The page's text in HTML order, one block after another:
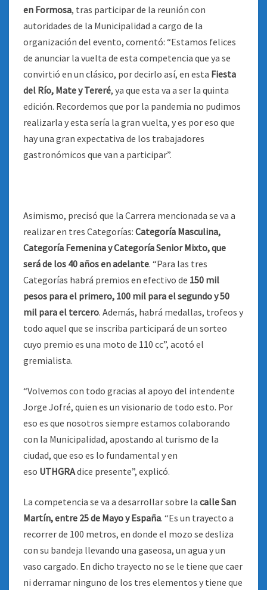
en Formosa, tras participar de la reunión con
autoridades de la Municipalidad a cargo de la
organización del evento, comentó: “Estamos felices
de anunciar la vuelta de esta competencia que ya se
convirtió en un clásico, por decirlo así, en esta Fiesta
del Río, Mate y Tereré, ya que esta va a ser la quinta
edición. Recordemos que por la pandemia no pudimos
realizarla y esta sería la gran vuelta, y es por eso que
hay una gran expectativa de los trabajadores
gastronómicos que van a participar”.
Asimismo, precisó que la Carrera mencionada se va a
realizar en tres Categorías: Categoría Masculina,
Categoría Femenina y Categoría Senior Mixto, que
será de los 40 años en adelante. “Para las tres
Categorías habrá premios en efectivo de 150 mil
pesos para el primero, 100 mil para el segundo y 50
mil para el tercero. Además, habrá medallas, trofeos y
todo aquel que se inscriba participará de un sorteo
cuyo premio es una moto de 110 cc”, acotó el
gremialista.
“Volvemos con todo gracias al apoyo del intendente
Jorge Jofré, quien es un visionario de todo esto. Por
eso es que nosotros siempre estamos colaborando
con la Municipalidad, apostando al turismo de la
ciudad, que eso es lo fundamental y en
eso UTHGRAdice presente”, explicó.
La competencia se va a desarrollar sobre la calle San
Martín, entre 25 de Mayo y España. “Es un trayecto a
recorrer de 100 metros, en donde el mozo se desliza
con su bandeja llevando una gaseosa, un agua y un
vaso cargado. En dicho trayecto no se le tiene que caer
ni derramar ninguno de los tres elementos y tiene que